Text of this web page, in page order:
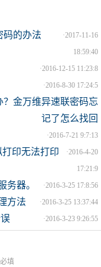
·
码的办法
2017-11-16
18:59:40
·2016-12-15 11:23:8
·
金万维异速联密码忘
记了怎么找回
2016-8-30 17:24:5
·2016-7-21 9:7:13
·
印无法打印
2016-4-20
17:21:9
·
务器。
2016-3-25 17:8:56
·
方法
2016-3-25 13:37:44
·2016-3-23 9:26:55
必填